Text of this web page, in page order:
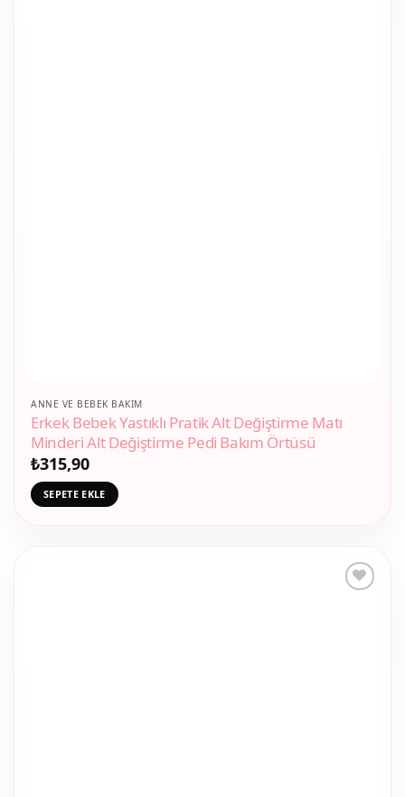
ANNE VE BEBEK BAKIM
Erkek Bebek Yastıklı Pratik Alt Değiştirme Matı
Minderi Alt Değiştirme Pedi Bakım Örtüsü
₺315,90
SEPETE EKLE